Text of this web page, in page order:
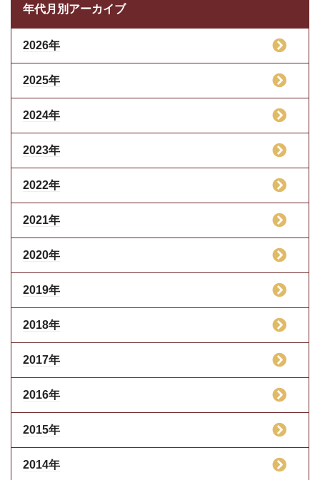
年代月別アーカイブ
2026年
2025年
2024年
2023年
2022年
2021年
2020年
2019年
2018年
2017年
2016年
2015年
2014年